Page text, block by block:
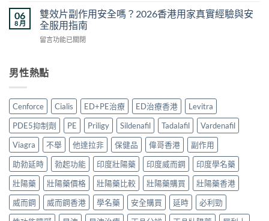
錢・
真
假
購
買
略〉
中
港
購
方
真
辨
完
整
攻
略〉
中
薦
2026：
港
熱
士
保
健
品
實
對
比〉
馬
糖
效
果
與
買
指
南：
貨
辨
別、
格
較
06
8 月
雙效片副作用安全嗎？2026香港用家真實經驗與安
全服用指南
在
片
副
用
安
全
嗎？
2026
香
港
用
真
經
留言功能已關閉
男性熱點
Cenforce Cialis ED+PE治療 ED治療香港
Levitra
PDE5抑制劑
PE Priligy Sildenafil Tadalafil
Vardenafil
Viagra
不舉 他達拉非 保健品 偉哥香港
副作用
助勃延時
勃起功能 印度壯陽藥 印度威而鋼
印度學名藥
壯陽藥
壯陽藥價格 壯陽藥比較 壯陽藥購買
壯陽藥香港
威而鋼
威而鋼香港 學名藥 安全購買 延時
必利勁